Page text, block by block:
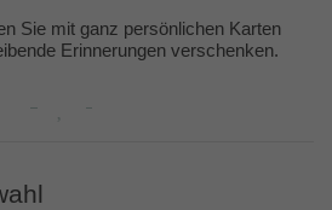
Sie mit ganz persönlichen Karten
Erinnerungen verschenken.